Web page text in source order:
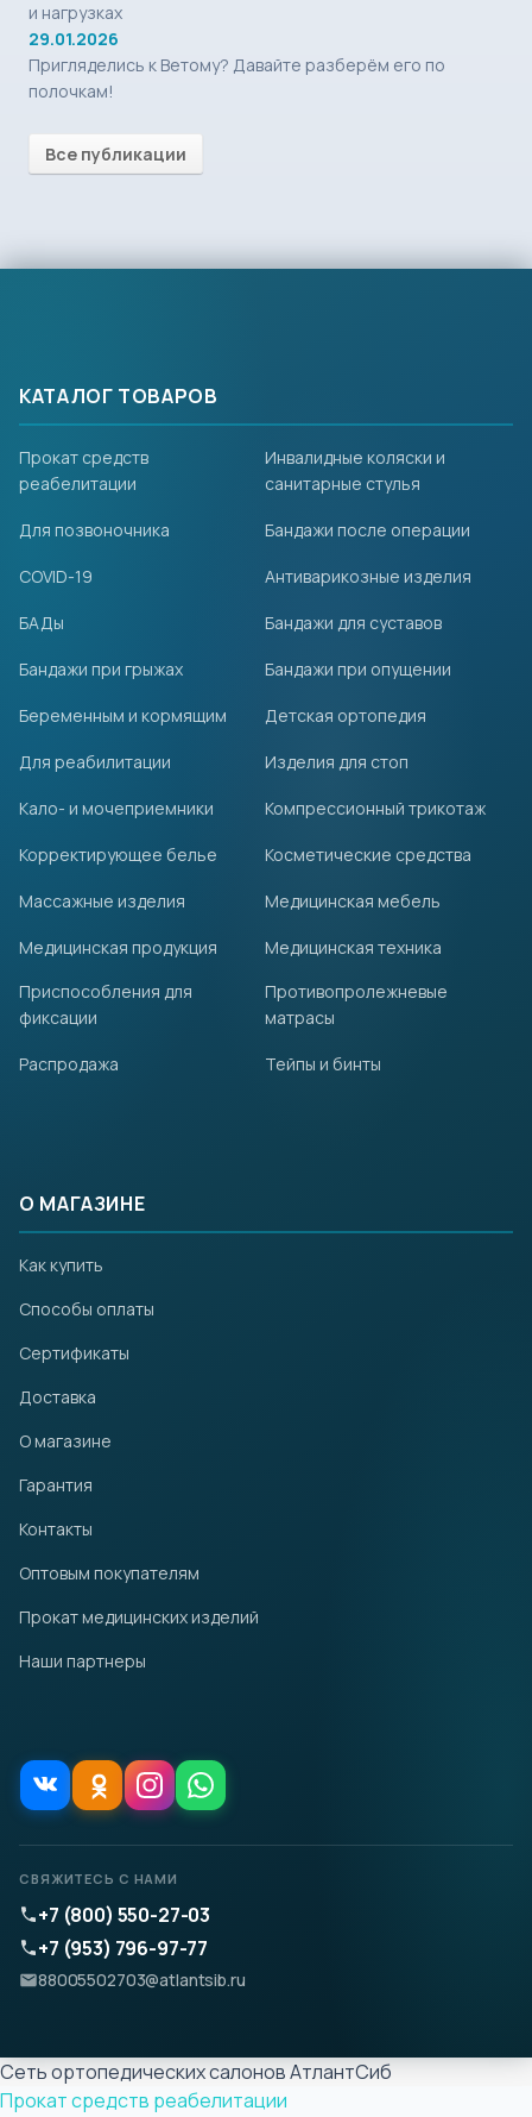
и нагрузках
29.01.2026
Пригляделись к Ветому? Давайте разберём его по
полочкам!
Все публикации
КАТАЛОГ ТОВАРОВ
Прокат средств
реабелитации
Инвалидные коляски и
санитарные стулья
Для позвоночника Бандажи после операции
COVID-19 Антиварикозные изделия
БАДы Бандажи для суставов
Бандажи при грыжах Бандажи при опущении
Беременным и кормящим Детская ортопедия
Для реабилитации Изделия для стоп
Кало- и мочеприемники Компрессионный трикотаж
Корректирующее белье Косметические средства
Массажные изделия Медицинская мебель
Медицинская продукция
Медицинская техника
Приспособления для
фиксации
Противопролежневые
матрасы
Распродажа Тейпы и бинты
О МАГАЗИНЕ
Как купить
Способы оплаты
Сертификаты
Доставка
О магазине
Гарантия
Контакты
Оптовым покупателям
Прокат медицинских изделий
Наши партнеры
СВЯЖИТЕСЬ С НАМИ
+7 (800) 550-27-03
+7 (953) 796-97-77
88005502703@atlantsib.ru
Сеть ортопедических салонов АтлантСиб
Прокат средств реабелитации